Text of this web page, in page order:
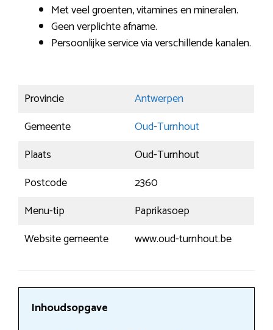
Met veel groenten, vitamines en mineralen.
Geen verplichte afname.
Persoonlijke service via verschillende kanalen.
Provincie
Antwerpen
Gemeente
Oud-Turnhout
Plaats
Oud-Turnhout
Postcode
2360
Menu-tip
Paprikasoep
Website gemeente
www.oud-turnhout.be
Inhoudsopgave